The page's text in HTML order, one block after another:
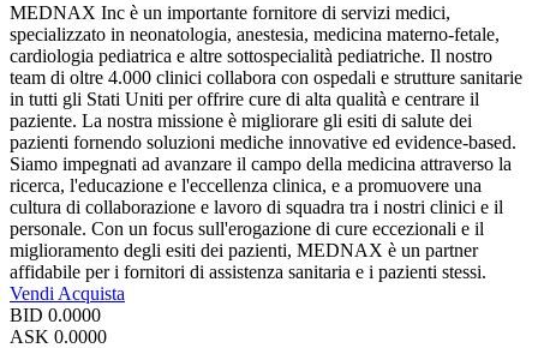
MEDNAX Inc è un importante fornitore di servizi medici,
specializzato in neonatologia, anestesia, medicina materno-fetale,
cardiologia pediatrica e altre sottospecialità pediatriche. Il nostro
team di oltre 4.000 clinici collabora con ospedali e strutture sanitarie
in tutti gli Stati Uniti per offrire cure di alta qualità e centrare il
paziente. La nostra missione è migliorare gli esiti di salute dei
pazienti fornendo soluzioni mediche innovative ed evidence-based.
Siamo impegnati ad avanzare il campo della medicina attraverso la
ricerca, l'educazione e l'eccellenza clinica, e a promuovere una
cultura di collaborazione e lavoro di squadra tra i nostri clinici e il
personale. Con un focus sull'erogazione di cure eccezionali e il
miglioramento degli esiti dei pazienti, MEDNAX è un partner
affidabile per i fornitori di assistenza sanitaria e i pazienti stessi.
Vendi Acquista
BID 0.0000
ASK 0.0000